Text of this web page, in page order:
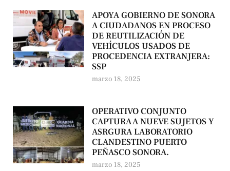
APOYA GOBIERNO DE SONORA
A CIUDADANOS EN PROCESO
DE REUTILIZACIÓN DE
VEHÍCULOS USADOS DE
PROCEDENCIA EXTRANJERA:
SSP
marzo 18, 2025
OPERATIVO CONJUNTO
CAPTURA A NUEVE SUJETOS Y
ASRGURA LABORATORIO
CLANDESTINO PUERTO
PEÑASCO SONORA.
marzo 18, 2025